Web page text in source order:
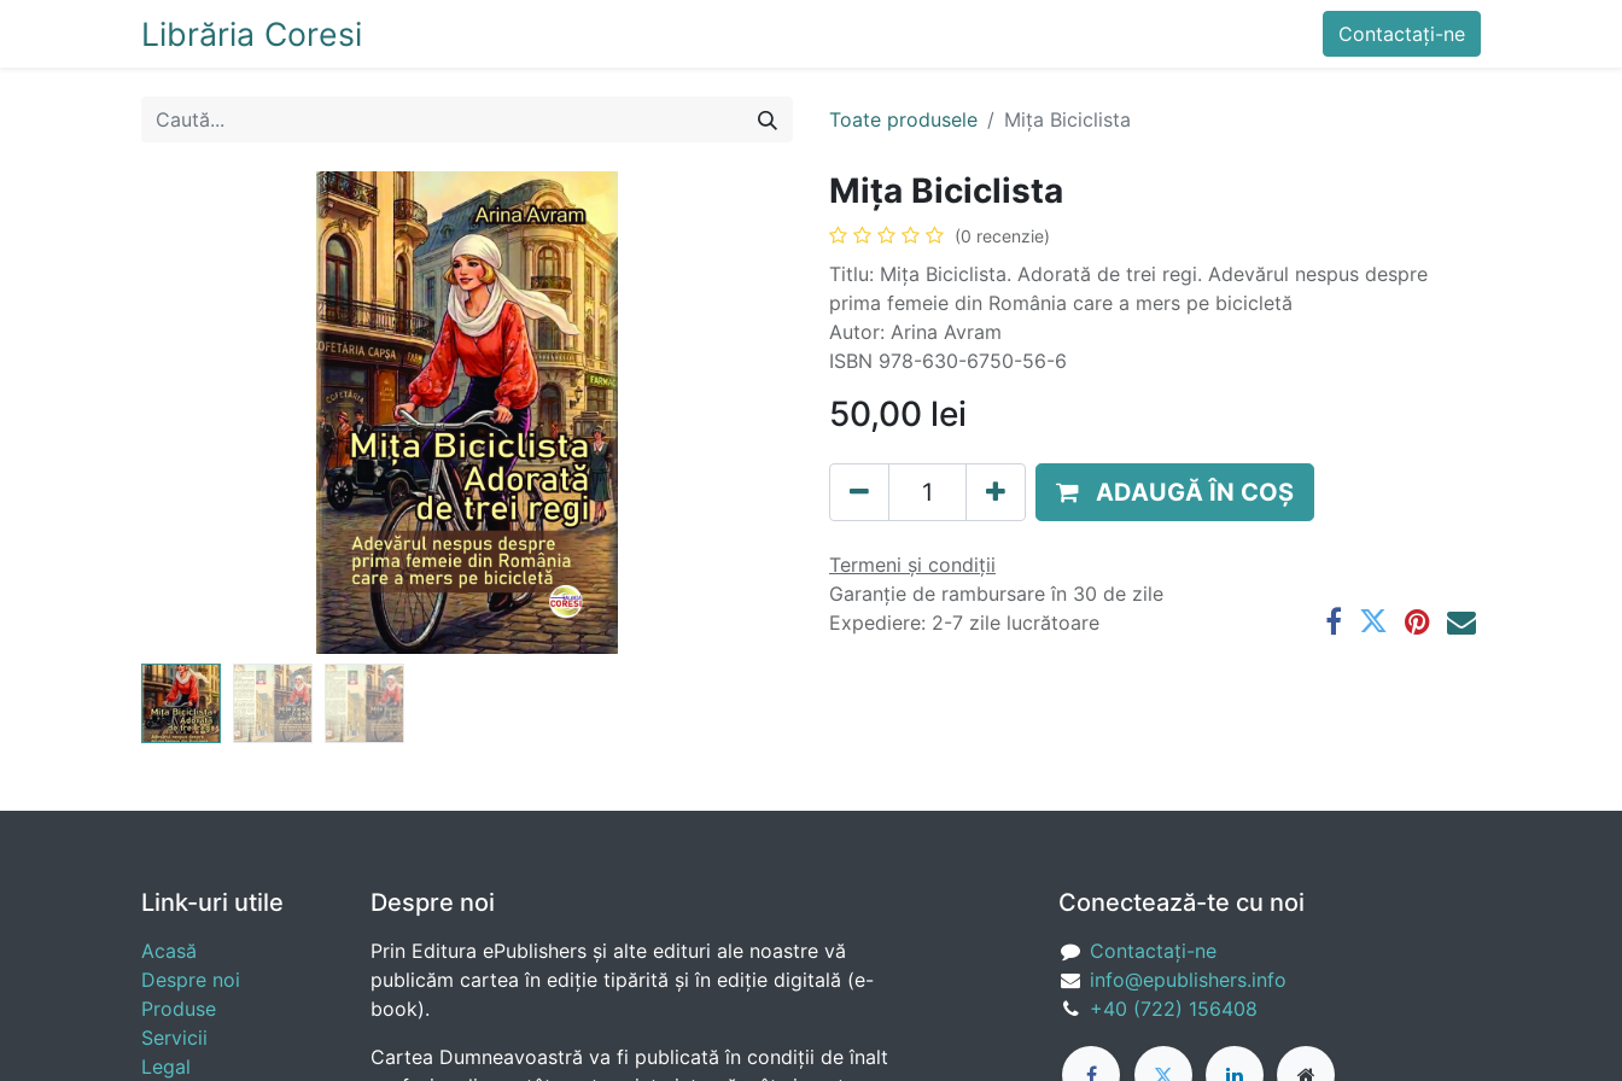
Librăria Coresi Contactați-ne Generator QR
Contactați-ne
Toate produsele Mița Biciclista
Mița Biciclista
(0 recenzie)
Titlu: Mița Biciclista. Adorată de trei regi. Adevărul nespus despre
prima femeie din România care a mers pe bicicletă
Autor: Arina Avram
ISBN 978-630-6750-56-6
50,00 lei
ADAUGĂ ÎN COȘ
Termeni și condiții
Garanție de rambursare în 30 de zile
Expediere: 2-7 zile lucrătoare
Link-uri utile
Acasă
Despre noi
Produse
Servicii
Legal
Despre noi
Prin Editura ePublishers și alte edituri ale noastre vă
publicăm cartea în ediție tipărită și în ediție digitală (e-
book).
Cartea Dumneavoastră va fi publicată în condiții de înalt
Conectează-te cu noi
Contactați-ne
info@epublishers.info
+40 (722) 156408